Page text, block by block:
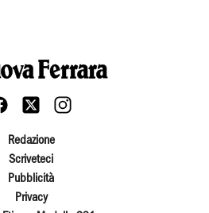
Redazione
Scriveteci
Pubblicità
Privacy